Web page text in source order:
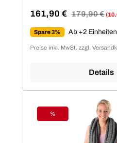
Verkaufspreis:
161,90 € Regulärer Preis:
179,90 €
Spare 3% Ab +2 Einheiten
Preise inkl. MwSt. zzgl.
Details
Rabatt
%